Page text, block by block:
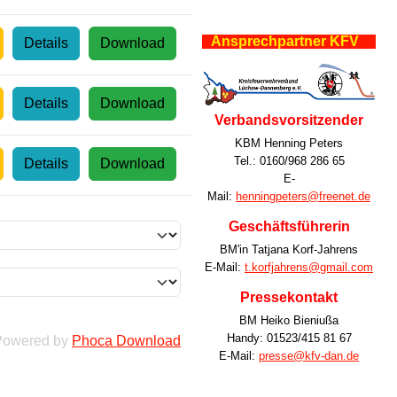
Download
Details
Download
Details
Download
Details
by Phoca Download
Ansprechpartner KFV
Verbandsvorsitzender
KBM Henning Peters
Tel.: 0160/968 286 65
E-
Mail: henningpeters@freenet.de
Geschäftsführerin
BM'in Tatjana Korf-Jahrens
E-Mail: t.korfjahrens@gmail.com
Pressekontakt
BM Heiko Bieniußa
Handy: 01523/415 81 67
E-Mail: presse@kfv-dan.de